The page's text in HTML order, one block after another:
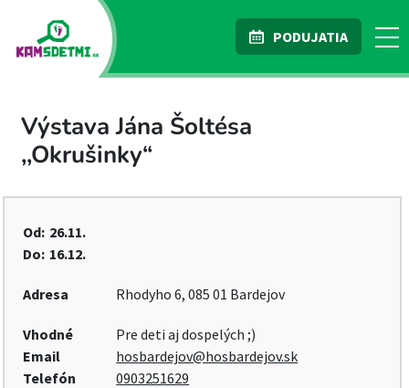
PODUJATIA
Výstava Jána Šoltésa
,,Okrušinky“
Od: 26.11.
Do: 16.12.
Adresa Rhodyho 6, 085 01 Bardejov
Vhodné
Pre deti aj dospelých ;)
Email
hosbardejov@hosbardejov.sk
Telefón
0903251629